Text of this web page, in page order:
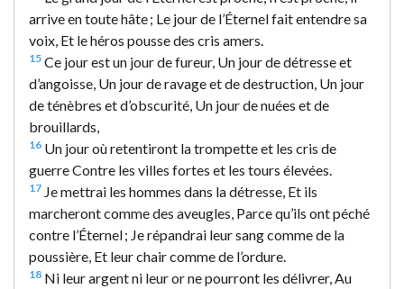
arrive en toute hâte ; Le jour de l’Éternel fait entendre sa
voix, Et le héros pousse des cris amers.
15 Ce jour est un jour de fureur, Un jour de détresse et
d’angoisse, Un jour de ravage et de destruction, Un jour
de ténèbres et d’obscurité, Un jour de nuées et de
brouillards,
16 Un jour où retentiront la trompette et les cris de
guerre Contre les villes fortes et les tours élevées.
17 Je mettrai les hommes dans la détresse, Et ils
marcheront comme des aveugles, Parce qu’ils ont péché
contre l’Éternel ; Je répandrai leur sang comme de la
poussière, Et leur chair comme de l’ordure.
18 Ni leur argent ni leur or ne pourront les délivrer, Au